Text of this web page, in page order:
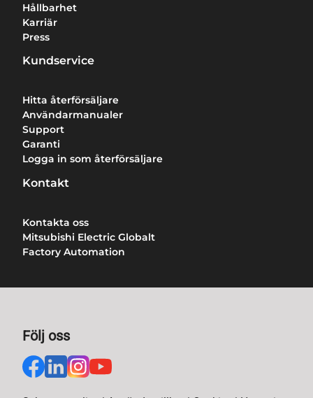
Hållbarhet
Karriär
Press
Kundservice
Hitta återförsäljare
Användarmanualer
Support
Garanti
Logga in som återförsäljare
Kontakt
Kontakta oss
Mitsubishi Electric Globalt
Factory Automation
Följ oss